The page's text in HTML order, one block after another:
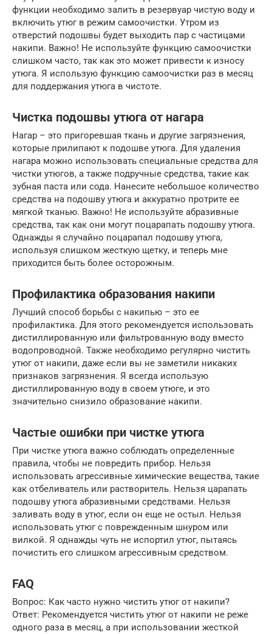
функции необходимо залить в резервуар чистую воду и
включить утюг в режим самоочистки. Утром из
отверстий подошвы будет выходить пар с частицами
накипи. Важно! Не используйте функцию самоочистки
слишком часто, так как это может привести к износу
утюга. Я использую функцию самоочистки раз в месяц
для поддержания утюга в чистоте.
Чистка подошвы утюга от нагара
Нагар – это пригоревшая ткань и другие загрязнения,
которые прилипают к подошве утюга. Для удаления
нагара можно использовать специальные средства для
чистки утюгов, а также подручные средства, такие как
зубная паста или сода. Нанесите небольшое количество
средства на подошву утюга и аккуратно протрите ее
мягкой тканью. Важно! Не используйте абразивные
средства, так как они могут поцарапать подошву утюга.
Однажды я случайно поцарапал подошву утюга,
используя слишком жесткую щетку, и теперь мне
приходится быть более осторожным.
Профилактика образования накипи
Лучший способ борьбы с накипью – это ее
профилактика. Для этого рекомендуется использовать
дистиллированную или фильтрованную воду вместо
водопроводной. Также необходимо регулярно чистить
утюг от накипи, даже если вы не заметили никаких
признаков загрязнения. Я всегда использую
дистиллированную воду в своем утюге, и это
значительно снизило образование накипи.
Частые ошибки при чистке утюга
При чистке утюга важно соблюдать определенные
правила, чтобы не повредить прибор. Нельзя
использовать агрессивные химические вещества, такие
как отбеливатель или растворитель. Нельзя царапать
подошву утюга абразивными средствами. Нельзя
заливать воду в утюг, если он еще не остыл. Нельзя
использовать утюг с поврежденным шнуром или
вилкой. Я однажды чуть не испортил утюг, пытаясь
почистить его слишком агрессивным средством.
FAQ
Вопрос: Как часто нужно чистить утюг от накипи?
Ответ: Рекомендуется чистить утюг от накипи не реже
одного раза в месяц, а при использовании жесткой